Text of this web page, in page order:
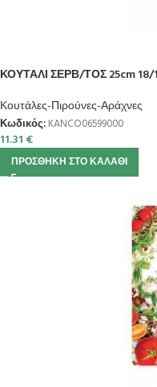
ΚΟΥΤΑΛΙ ΣΕΡΒ/ΤΟΣ 25cm 18/
Κουτάλες-Πιρούνες-Αράχνες
Κωδικός: KANCO06599000
11.31 €
ΠΡΟΣΘΉΚΗ ΣΤΟ ΚΑΛΆΘΙ